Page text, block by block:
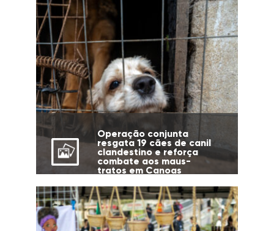
Operação conjunta
resgata 19 cães de canil
clandestino e reforça
combate aos maus-
tratos em Canoas